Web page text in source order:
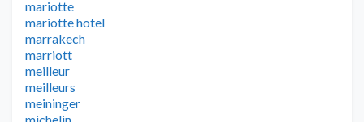
mariotte
mariotte hotel
marrakech
marriott
meilleur
meilleurs
meininger